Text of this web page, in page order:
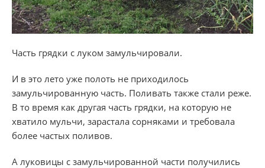
Часть грядки с луком замульчировали.
И в это лето уже полоть не приходилось
замульчированную часть. Поливать также стали реже.
В то время как другая часть грядки, на которую не
хватило мульчи, зарастала сорняками и требовала
более частых поливов.
А луковицы с замульчированной части получились